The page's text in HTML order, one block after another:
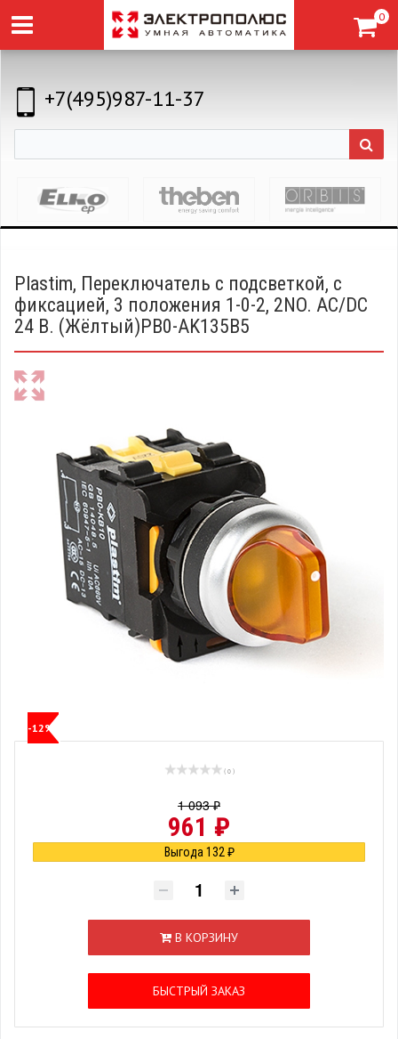
0
+7(495)987-11-37
Plastim, Переключатель с подсветкой, с
фиксацией, 3 положения 1-0-2, 2NO. AC/DC
24 В. (Жёлтый)PB0-AK135B5
-12%
( 0 )
1 093 ₽
961 ₽
Выгода 132 ₽
В КОРЗИНУ
БЫСТРЫЙ ЗАКАЗ